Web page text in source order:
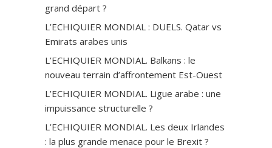
grand départ ?
L’ECHIQUIER MONDIAL : DUELS. Qatar vs
Emirats arabes unis
L’ECHIQUIER MONDIAL. Balkans : le
nouveau terrain d’affrontement Est-Ouest
L’ECHIQUIER MONDIAL. Ligue arabe : une
impuissance structurelle ?
L’ECHIQUIER MONDIAL. Les deux Irlandes
: la plus grande menace pour le Brexit ?